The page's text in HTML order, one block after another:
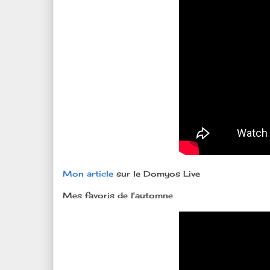
Mon article sur le Domyos Live
Mes favoris de l'automne